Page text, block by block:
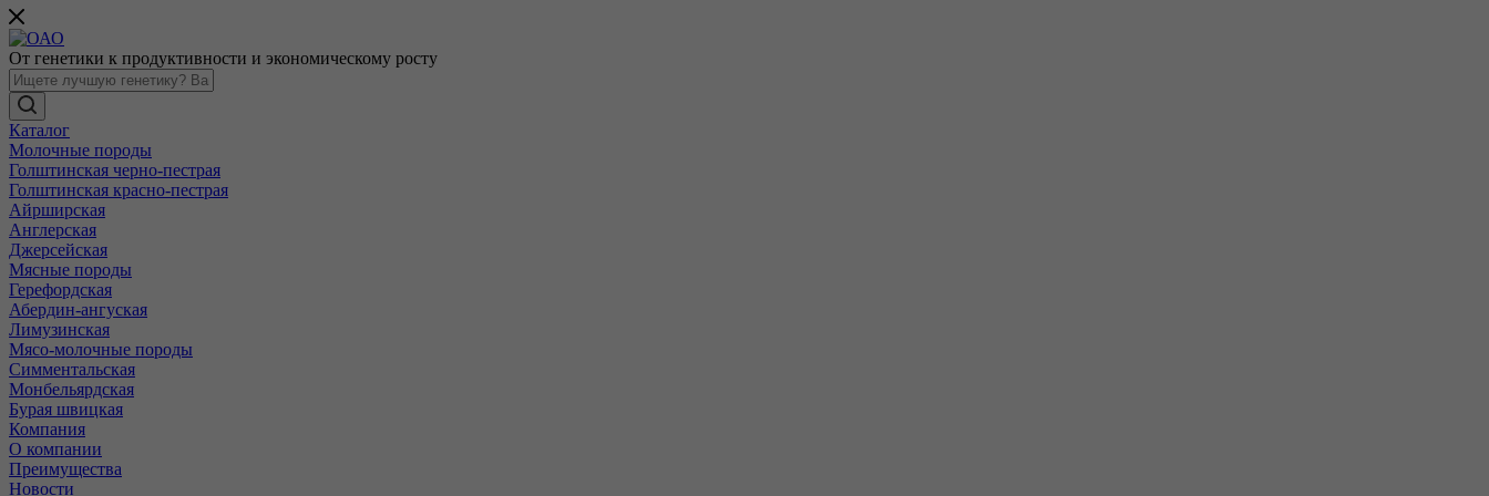
От генетики к продуктивности и экономическому росту
Каталог
Молочные породы
Голштинская черно-пестрая
Голштинская красно-пестрая
Айрширская
Англерская
Джерсейская
Мясные породы
Герефордская
Абердин-ангуская
Лимузинская
Мясо-молочные породы
Симментальская
Монбельярдская
Бурая швицкая
Компания
О компании
Преимущества
Новости